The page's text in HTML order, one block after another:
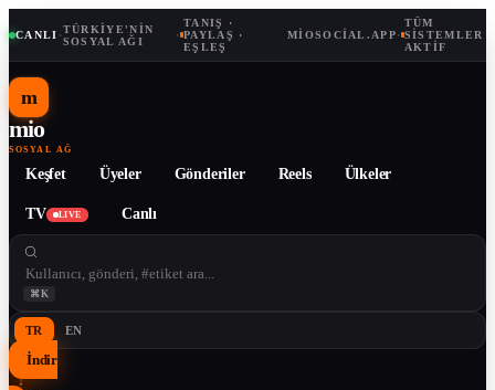
CANLI ·TÜRKIYE'NIN
SOSYAL AĞI
·
TANIŞ ·
PAYLAŞ ·
EŞLEŞ
MIOSOCIAL.APP·
TÜM
SISTEMLER
AKTIF
m
mio
SOSYAL AĞ
Keşfet Üyeler Gönderiler Reels Ülkeler
TV LIVE Canlı
⌘K
TR EN
İndir
↓